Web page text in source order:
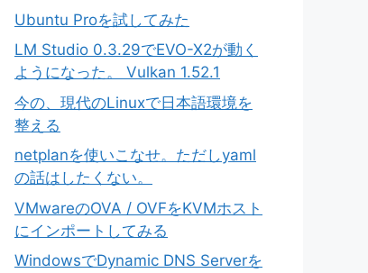
Ubuntu Proを試してみた
LM Studio 0.3.29でEVO-X2が動く
ようになった。 Vulkan 1.52.1
今の、現代のLinuxで日本語環境を
整える
netplanを使いこなせ。ただしyaml
の話はしたくない。
VMwareのOVA / OVFをKVMホスト
にインポートしてみる
WindowsでDynamic DNS Serverを